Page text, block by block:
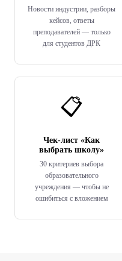
Новости индустрии, разборы
кейсов, ответы
преподавателей — только
для студентов ДРК
📋
Чек-лист «Как
выбрать школу»
30 критериев выбора
образовательного
учреждения — чтобы не
ошибиться с вложением